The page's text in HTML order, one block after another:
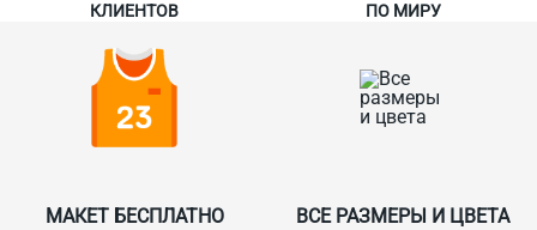
КЛИЕНТОВ
ПО МИРУ
МАКЕТ БЕСПЛАТНО ВСЕ РАЗМЕРЫ И ЦВЕТА